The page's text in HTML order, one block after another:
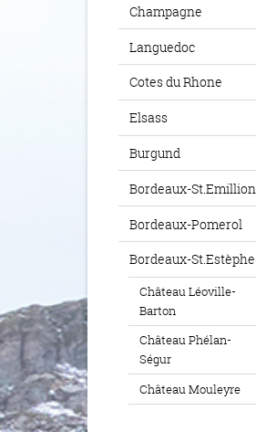
Champagne
Languedoc
Cotes du Rhone
Elsass
Burgund
Bordeaux-St.Emillion
Bordeaux-Pomerol
Bordeaux-St.Estèphe
Château Léoville-
Barton
Château Phélan-
Ségur
Château Mouleyre